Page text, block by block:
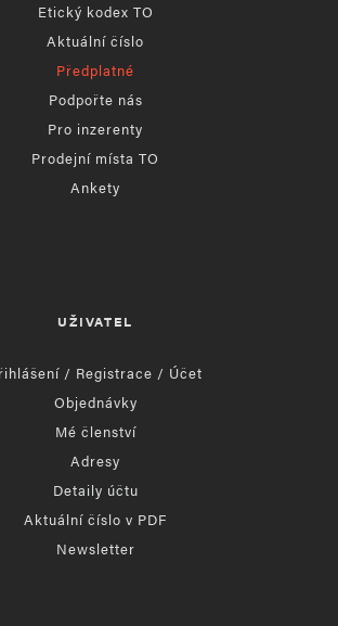
Etický kodex TO
Aktuální číslo
Předplatné
Podpořte nás
Pro inzerenty
Prodejní místa TO
Ankety
UŽIVATEL
/ Registrace / Účet
Objednávky
Mé členství
Adresy
Detaily účtu
Aktuální číslo v PDF
Newsletter